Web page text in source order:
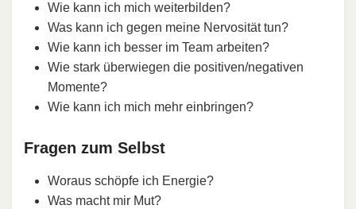
Wie kann ich mich weiterbilden?
Was kann ich gegen meine Nervosität tun?
Wie kann ich besser im Team arbeiten?
Wie stark überwiegen die positiven/negativen
Momente?
Wie kann ich mich mehr einbringen?
Fragen zum Selbst
Woraus schöpfe ich Energie?
Was macht mir Mut?